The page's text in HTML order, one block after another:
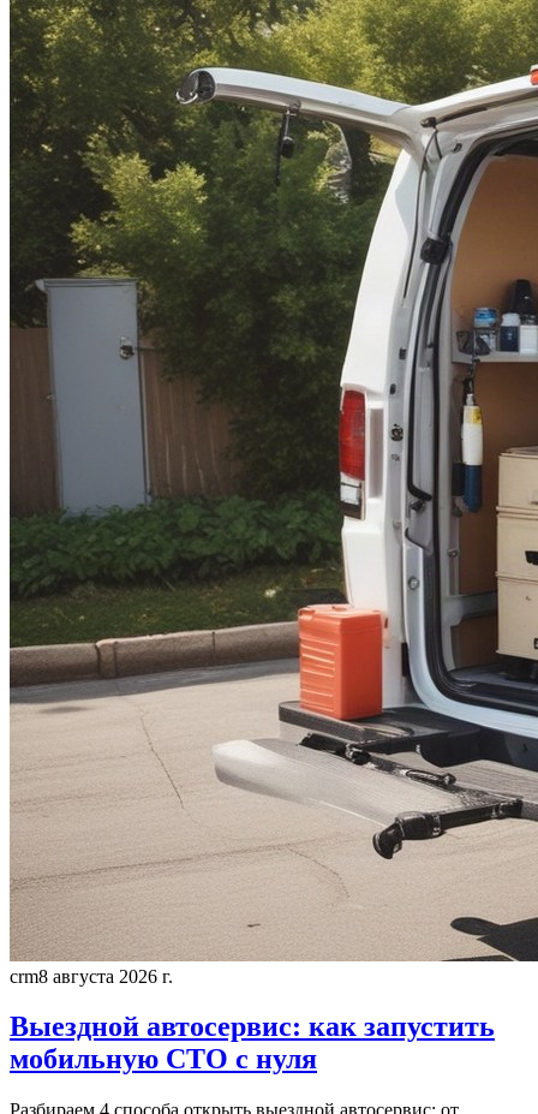
crm8 августа 2026 г.
Выездной автосервис: как запустить
мобильную СТО с нуля